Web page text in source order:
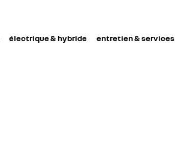
électrique & hybride entretien & services